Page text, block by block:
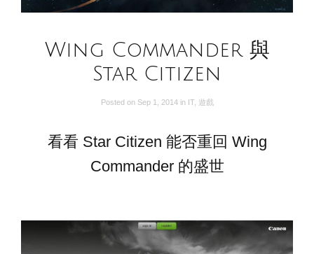
Wing Commander 與
Star Citizen
Posted on Sep 1, 2014 in IT, 遊戲
看看 Star Citizen 能否重回 Wing
Commander 的盛世